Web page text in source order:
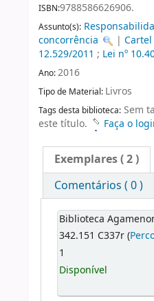
ISBN:9788586626906.
Assunto(s):
concorrência
|Cartel
12.529/2011 ; Lei nº
Ano:2016
Tipo de Material: Livros
Tags desta biblioteca: Sem
este título.
Faça o
Exemplares( 2 )
Comentários ( 0 )
Biblioteca
342.151 C337r (
1
Disponível